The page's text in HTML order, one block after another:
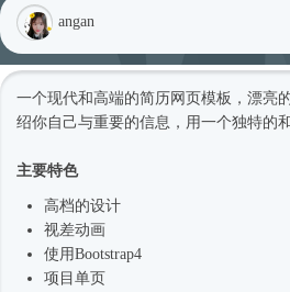
angan
一个现代和高端的简历 网页模板 ，漂亮
绍你自己与重要的信息，用一个独特的
主要特色
高档的设计
视差动画
使用Bootstrap4
项目单页